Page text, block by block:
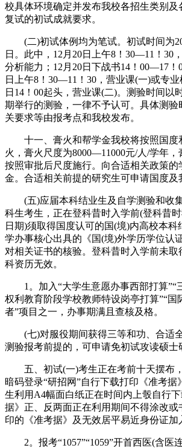
校具体环境确定并发布我校各招生类别及
复试的初试成就要求。
(二)初试体例均为笔试。初试时间为
日。此中，12月20日上午8！30—11！30
分析能力；12月20日下战书14！00—17！
日上午8！30—11！30，营业课(一)或专业
日14！00起头，营业课(二)。测验时间以
期举行的测验，一律不予认可。具体测验
关要求等由报考点和我校发布。
十一、膏火和帮学金我校将按照国度
火，膏火尺度为8000—11000元/人/学年，
按照审批后尺度施行。向合适相关政策的
金。合适相关前提的研究生可申请国度及
(五)应届本科结业生及自学测验和收
科生考生，正在登科昔时入学前(登科昔
日期)须取得国度认可的国(境)内高校本科
学办事核心出具的《国(境)外学历学位认
对相关证书的核验。登科昔时入学前未取
科资历无效。
1。加入“大学生意愿办事西部打算”“
权利教育阶段学校教师特设岗亭打算”“国
者”项目之一，办事期满且查核及格。
(七)对服役期间获得三等和功、合适
测验报考前提的，可申请免初试攻读硕士
五、初试(一)考生正在考前十天摆布
暗码登录“研招网”自行下载打印《准考据
生利用A4幅面白纸正在时间内上彀自行
据》正、反两面正在利用期间不得涂改或
印的《准考据》及无效居平易近身份证加
2。报考“1057”“1059”开首西医(含医